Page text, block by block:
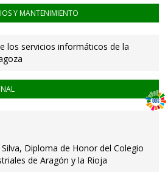
Y MANTENIMIENTO
los servicios informáticos de la
Diploma de Honor del Colegio
de Aragón y la Rioja